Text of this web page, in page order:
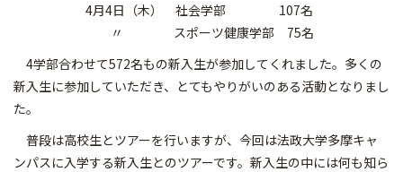
4月4日（木） 社会学部 107名
〃 スポーツ健康学部 75名
4学部合わせて572名もの新入生が参加してくれました。多くの
新入生に参加していただき、とてもやりがいのある活動となりまし
た。
普段は高校生とツアーを行いますが、今回は法政大学多摩キャ
ンパスに入学する新入生とのツアーです。新入生の中には何も知ら